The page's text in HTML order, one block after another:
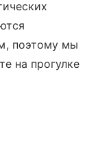
поэтому мы
на прогулке